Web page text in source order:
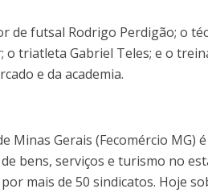
de futsal Rodrigo Perdigão; o
o triatleta Gabriel Teles; e o
e da academia.
Minas Gerais (Fecomércio MG)
bens, serviços e turismo no
mais de 50 sindicatos. Hoje